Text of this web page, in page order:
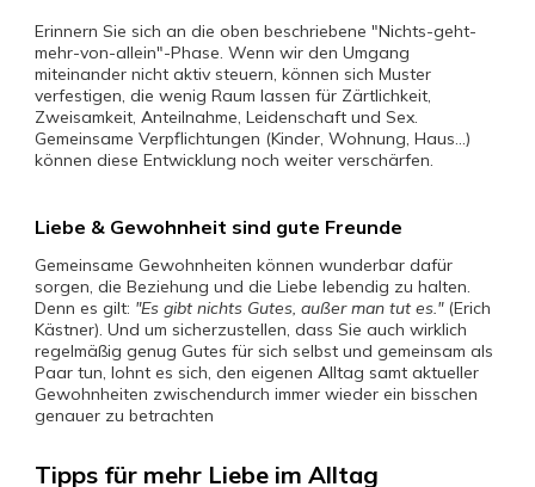
Erinnern Sie sich an die oben beschriebene "Nichts-geht-
mehr-von-allein"-Phase. Wenn wir den Umgang
miteinander nicht aktiv steuern, können sich Muster
verfestigen, die wenig Raum lassen für Zärtlichkeit,
Zweisamkeit, Anteilnahme, Leidenschaft und Sex.
Gemeinsame Verpflichtungen (Kinder, Wohnung, Haus...)
können diese Entwicklung noch weiter verschärfen.
Liebe & Gewohnheit sind gute Freunde
Gemeinsame Gewohnheiten können wunderbar dafür
sorgen, die Beziehung und die Liebe lebendig zu halten.
Denn es gilt: "Es gibt nichts Gutes, außer man tut es."(Erich
Kästner). Und um sicherzustellen, dass Sie auch wirklich
regelmäßig genug Gutes für sich selbst und gemeinsam als
Paar tun, lohnt es sich, den eigenen Alltag samt aktueller
Gewohnheiten zwischendurch immer wieder ein bisschen
genauer zu betrachten
Tipps für mehr Liebe im Alltag